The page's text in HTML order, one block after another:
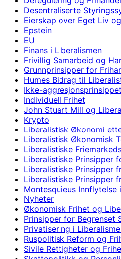
Desentraliserte
Eierskap over Eget Liv
Epstein
EU
Finans i Liberalismen
Frivillig Samarbeid og
Grunnprinsipper for
Humes Bidrag til
Ikke-aggresjonsprinsippet
Individuell Frihet
John Stuart Mill og
Krypto
Liberalistisk Økonomi
Liberalistisk Økonomisk
Liberalistiske
Liberalistiske Prinsipper
Liberalistiske Prinsipper
Liberalistiske Prinsipper
Montesquieus Innflytelse
Nyheter
Økonomisk Frihet og
Prinsipper for Begrenset
Privatisering i
Ruspolitisk Reform og
Sivile Rettigheter og